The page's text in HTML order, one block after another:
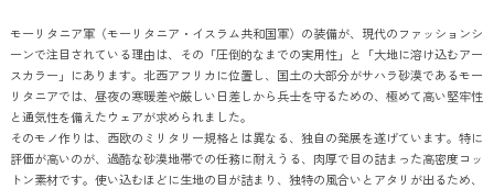
モーリタニア軍（モーリタニア・イスラム共和国軍）の装備が、現代のファッションシ
ーンで注目されている理由は、その「圧倒的なまでの実用性」と「大地に溶け込むアー
スカラー」にあります。北西アフリカに位置し、国土の大部分がサハラ砂漠であるモー
リタニアでは、昼夜の寒暖差や厳しい日差しから兵士を守るための、極めて高い堅牢性
と通気性を備えたウェアが求められました。
そのモノ作りは、西欧のミリタリー規格とは異なる、独自の発展を遂げています。特に
評価が高いのが、過酷な砂漠地帯での任務に耐えうる、肉厚で目の詰まった高密度コッ
トン素材です。使い込むほどに生地の目が詰まり、独特の風合いとアタリが出るため、